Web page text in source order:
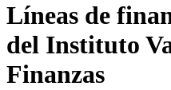
Líneas de
del Instituto
Finanzas